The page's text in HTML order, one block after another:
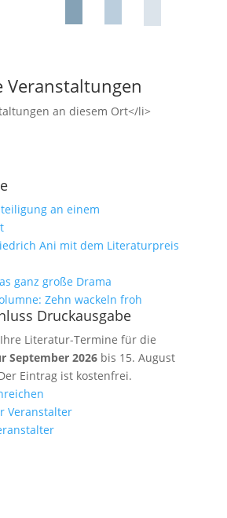
Veranstaltungen
an diesem Ort</li>
an einem
Ani mit dem Literaturpreis
ganz große Drama
Zehn wackeln froh
Druckausgabe
Literatur-Termine für die
September 2026bis 15. August
Eintrag ist kostenfrei.
Veranstalter